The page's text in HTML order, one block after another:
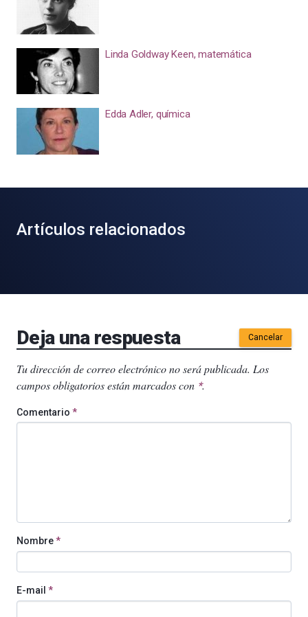
Linda Goldway Keen, matemática
Edda Adler, química
Artículos relacionados
Deja una respuesta Cancelar
Tu dirección de correo electrónico no será publicada. Los
campos obligatorios están marcados con *.
Comentario *
Nombre*
E-mail *